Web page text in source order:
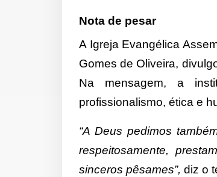
Nota de pesar
A Igreja Evangélica
Gomes de Oliveira,
Na mensagem, a
profissionalismo, ética e
“A Deus pedimos
respeitosamente,
sinceros pêsames”, diz o